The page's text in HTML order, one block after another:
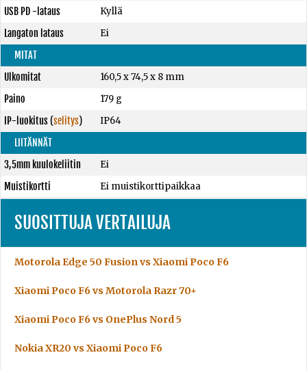
USB PD -lataus
Kyllä
Langaton lataus
Ei
MITAT
Ulkomitat
160,5 x 74,5 x 8 mm
Paino
179 g
IP-luokitus(selitys)
IP64
LIITÄNNÄT
3,5mm kuulokeliitin
Ei
Muistikortti
Ei muistikorttipaikkaa
SUOSITTUJA VERTAILUJA
Motorola Edge 50 Fusion vs Xiaomi Poco F6
Xiaomi Poco F6 vs Motorola Razr 70+
Xiaomi Poco F6 vs OnePlus Nord 5
Nokia XR20 vs Xiaomi Poco F6